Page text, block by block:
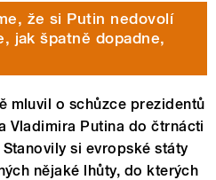
že si Putin nedovolí
jak špatně dopadne,
mluvil o schůzce prezidentů
Vladimira Putina do čtrnácti
si evropské státy
nějaké lhůty, do kterých